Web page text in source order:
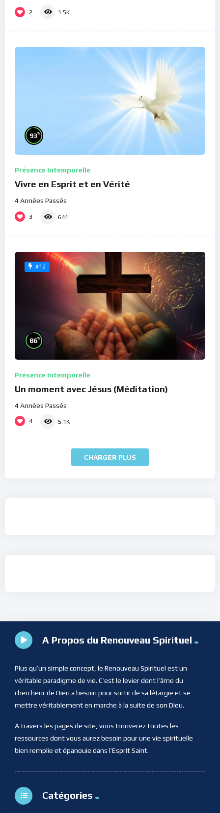
2 1.5K
93%
Présence Intemporelle
Vivre en Esprit et en Vérité
4 Années Passés
3 641
#12
86%
Présence Intemporelle
Un moment avec Jésus (Méditation)
4 Années Passés
4 5.1K
CHARGER PLUS
A Propos du Renouveau Spirituel
Plus qu’un simple concept, le Renouveau Spirituel est un
véritable paradigme de vie. C’est le levier dont l’âme du
chercheur de Dieu a besoin pour sortir de sa létargie et se
mettre véritablement en marche à la suite de son Dieu.
A travers les pages de site, vous trouverez toutes les
ressources dont vous aurez besoin pour une vie spirituelle
bien remplie et épanouie dans l’Esprit Saint.
Catégories